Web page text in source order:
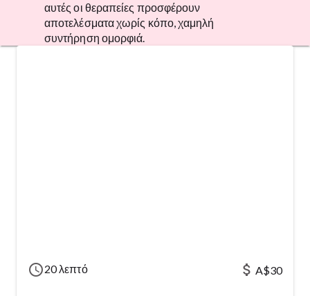
αυτές οι θεραπείες προσφέρουν
αποτελέσματα χωρίς κόπο, χαμηλή
συντήρηση ομορφιά.
schedule20 λεπτό attach_money A$30